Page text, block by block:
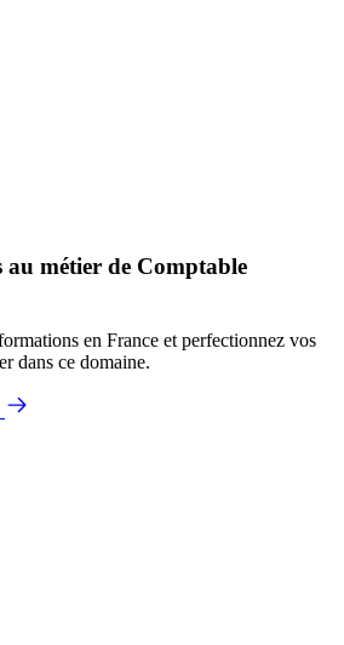
au métier de Comptable
en France et perfectionnez vos
dans ce domaine.